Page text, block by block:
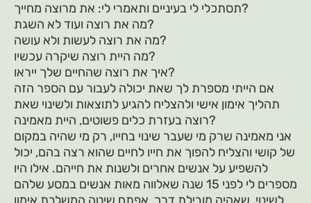
תסתכלי לי בעיניים ותאמרי לי: את מרוצה מחייך?
מה את רוצה ועוד לא השגת?
מה את רוצה לעשות ולא עושה?
מה היית רוצה שיקרה עכשיו?
איך את רוצה שהחיים שלך ייראו?
אם הייתי מספרת לך שאת יכולה לעבור עם הספר הזה
תהליך אימון אישי ולהצליח להגיע לתוצאות ולשינוי שאת
רוצה בעזרת כלים פשוטים, היית מאמינה?
אני מאמינה שרק מי שעבר שינוי בחייו, רק מי שהיה במקום
של קושי והצליח להפוך את חייו לחיים שהוא רצה בהם, יכול
להשפיע על אנשים אחרים ולשנות את חייהם. אילו היו
מספרים לי לפני 15 שנה שאלווה מאות אנשים במסע שלהם